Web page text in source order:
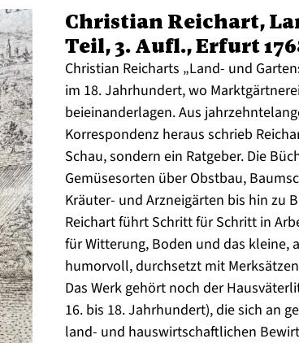
Christian Reichart,
Teil, 3. Aufl., Erfurt
Christian Reicharts „Land- und
im 18. Jahrhundert, wo
beieinanderlagen. Aus
Korrespondenz heraus schrieb
Schau, sondern ein Ratgeber. Die
Gemüsesorten über Obstbau,
Kräuter- und Arzneigärten bis hin zu
Reichart führt Schritt für Schritt in
für Witterung, Boden und das kleine,
humorvoll, durchsetzt mit
Das Werk gehört noch der
16. bis 18. Jahrhundert), die sich an
land- und hauswirtschaftlichen